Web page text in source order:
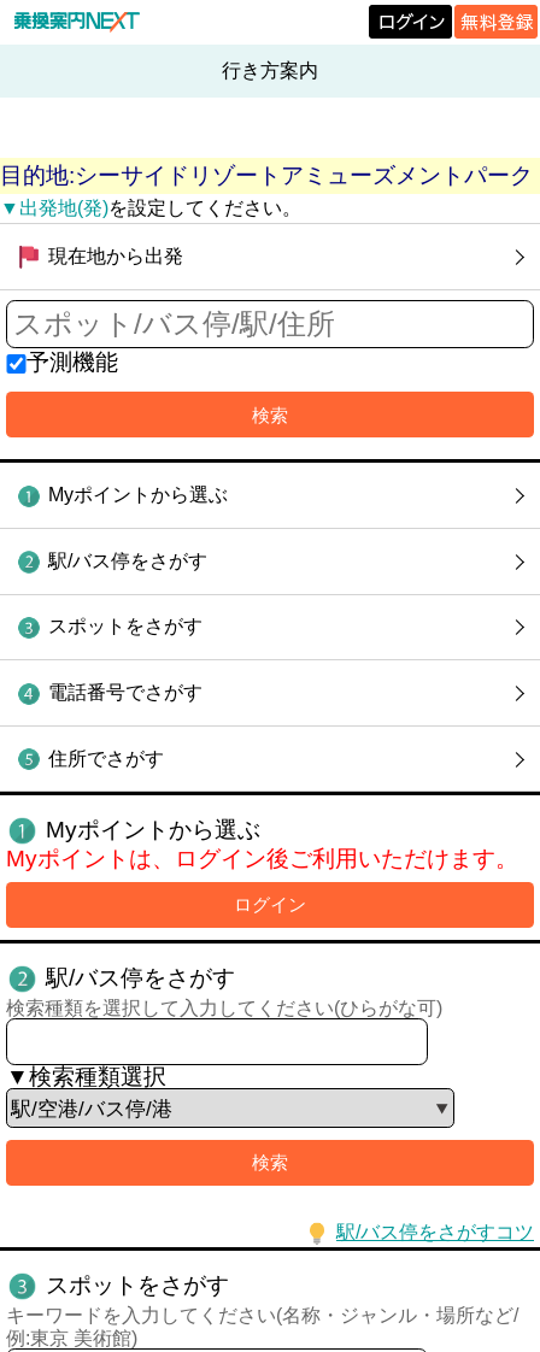
行き方案内
目的地:シーサイドリゾートアミューズメントパーク
▼出発地(発)を設定してください。
現在地から出発
予測機能
Myポイントから選ぶ
駅/バス停をさがす
スポットをさがす
電話番号でさがす
住所でさがす
Myポイントから選ぶ
Myポイントは、ログイン後ご利用いただけます。
ログイン
駅/バス停をさがす
検索種類を選択して入力してください(ひらがな可)
▼検索種類選択
駅/バス停をさがすコツ
スポットをさがす
キーワードを入力してください(名称・ジャンル・場所など/
例:東京 美術館)